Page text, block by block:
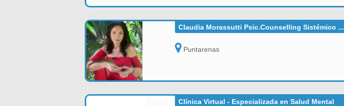
Claudia Morassutti Psic.Counselling Sistémico ...
Puntarenas
Clínica Virtual - Especializada en Salud Mental